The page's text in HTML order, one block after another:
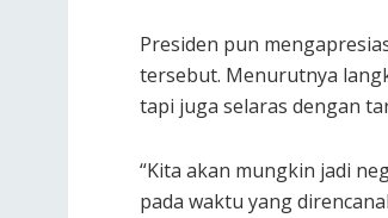
Presiden pun
tersebut. Menurutnya
tapi juga selaras dengan
“Kita akan mungkin jadi
pada waktu yang